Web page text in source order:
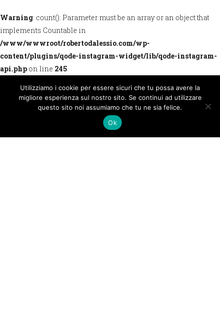
Warning: count(): Parameter must be an array or an object that
implements Countable in
/www/wwwroot/robertodalessio.com/wp-
content/plugins/qode-instagram-widget/lib/qode-instagram-
api.php on line 245
Utilizziamo i cookie per essere sicuri che tu possa avere la
migliore esperienza sul nostro sito. Se continui ad utilizzare
questo sito noi assumiamo che tu ne sia felice.
Ok